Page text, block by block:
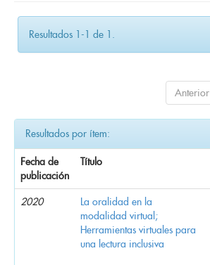
Resultados 1-1 de 1.
Anterior
Resultados por ítem:
Fecha de
publicación
Título
2020
La oralidad en la
modalidad virtual;
Herramientas virtuales para
una lectura inclusiva